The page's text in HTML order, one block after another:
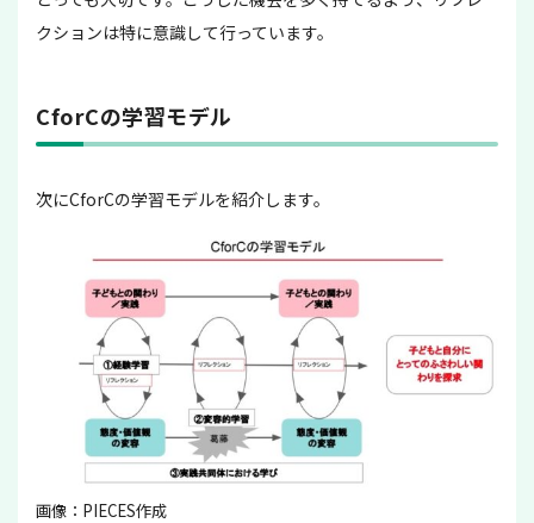
クションは特に意識して行っています。
CforCの学習モデル
次にCforCの学習モデルを紹介します。
画像：PIECES作成